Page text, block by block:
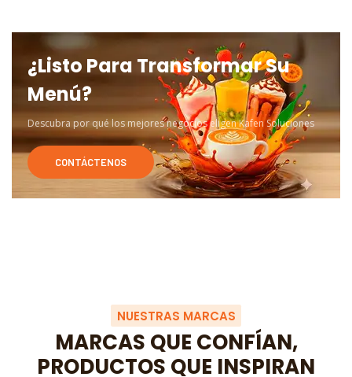
¿Listo Para Transformar Su
Menú?
Descubra por qué los mejores negocios eligen Kafen Soluciones
CONTÁCTENOS
NUESTRAS MARCAS
MARCAS QUE CONFÍAN,
PRODUCTOS QUE INSPIRAN